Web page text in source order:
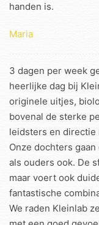
handen is.
Maria
3 dagen per week
heerlijke dag bij
originele uitjes,
bovenal de sterke
leidsters en directie
Onze dochters
als ouders ook. De
maar voert ook
fantastische
We raden Kleinlab